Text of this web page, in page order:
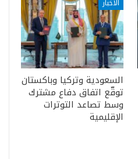
الأخبار
السعودية وتركيا وباكستان
توقّع اتفاق دفاع مشترك
وسط تصاعد التوترات
الإقليمية